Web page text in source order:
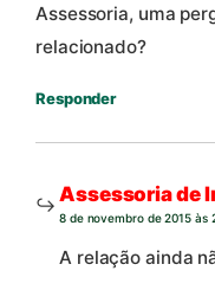
Assessoria, uma
relacionado?
Responder
Assessoria de
8 de novembro de 2015 às
A relação ainda